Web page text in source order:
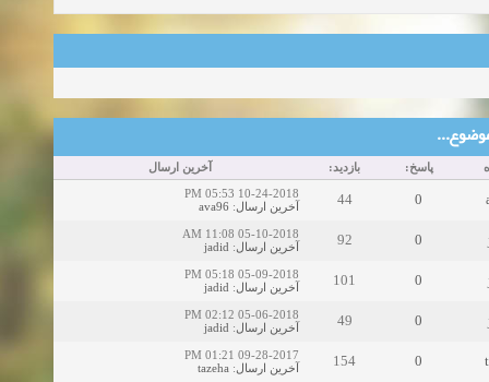
پاسخ: بازدید: آخرین ارسال
0
44
10-24-2018 05:53 PM
آخرین ارسال:
ava96
0
92
05-10-2018 11:08 AM
آخرین ارسال:
jadid
0
101
05-09-2018 05:18 PM
آخرین ارسال:
jadid
0
49
05-06-2018 02:12 PM
آخرین ارسال:
jadid
0
154
09-28-2017 01:21 PM
آخرین ارسال:
tazeha